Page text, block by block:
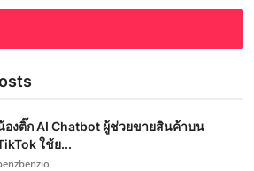
องติ๊ก AI Chatbot ผู้ช่วยขายสินค้าบน
ใช้ย...